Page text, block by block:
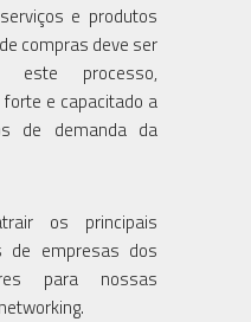
e produtos
compras deve ser
este processo,
e capacitado a
de demanda da
os principais
de empresas dos
para nossas